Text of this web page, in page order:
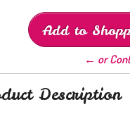
← or
Description